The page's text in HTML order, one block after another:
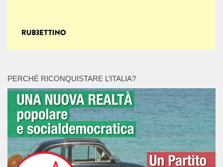
PERCHÉ RICONQUISTARE L’ITALIA?